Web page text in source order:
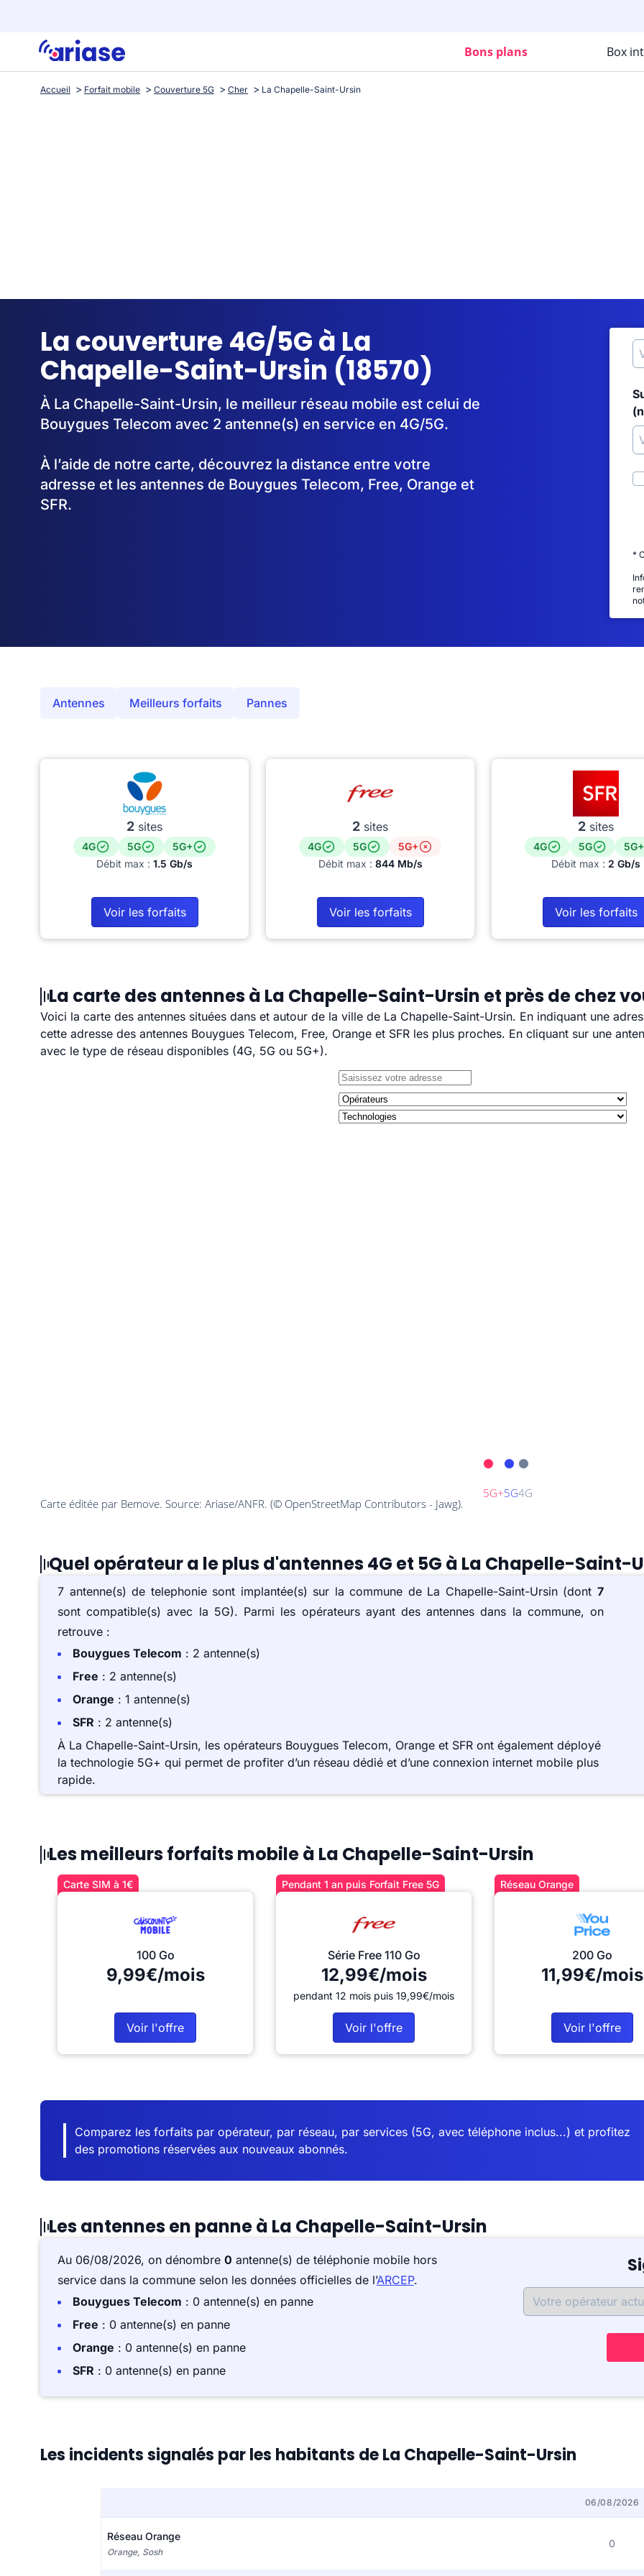
Bons plans Box
Accueil Forfait mobile Couverture 5G Cher La Chapelle-Saint-Ursin
La couverture 4G/5G à La
Chapelle-Saint-Ursin (18570)
À La Chapelle-Saint-Ursin, le meilleur réseau mobile est celui de
Bouygues Telecom avec 2 antenne(s) en service en 4G/5G.
À l’aide de notre carte, découvrez la distance entre votre
adresse et les antennes de Bouygues Telecom, Free, Orange et
SFR.
*
Antennes Meilleurs forfaits Pannes
2 sites
4G 5G
5G+
Débit max : 1.5 Gb/s
Voir les forfaits
2 sites
4G 5G
5G+
Débit max : 844 Mb/s
Voir les forfaits
2 sites
4G 5G
5G+
Débit max : 2 Gb/s
Voir les forfaits
La carte des antennes à La Chapelle-Saint-Ursin et près de chez
Voici la carte des antennes situées dans et autour de la ville de La Chapelle-Saint-Ursin. En indiquant une
cette adresse des antennes Bouygues Telecom, Free, Orange et SFR les plus proches. En cliquant sur une
avec le type de réseau disponibles (4G, 5G ou 5G+).
Quel opérateur a le plus d'antennes 4G et 5G à La Chapelle-Saint-
7 antenne(s) de telephonie sont implantée(s) sur la commune de La Chapelle-Saint-Ursin (dont 7
sont compatible(s) avec la 5G). Parmi les opérateurs ayant des antennes dans la commune, on
retrouve :
Bouygues Telecom : 2 antenne(s)
Free : 2 antenne(s)
Orange : 1 antenne(s)
SFR : 2 antenne(s)
À La Chapelle-Saint-Ursin, les opérateurs Bouygues Telecom, Orange et SFR ont également déployé
la technologie 5G+ qui permet de profiter d’un réseau dédié et d’une connexion internet mobile plus
rapide.
Les meilleurs forfaits mobile à La Chapelle-Saint-Ursin
Carte SIM à 1€
100 Go
9,99€/mois
Voir l'offre
Pendant 1 an puis Forfait Free 5G
Série Free 110 Go
12,99€/mois
pendant 12 mois puis 19,99€/mois
Voir l'offre
Réseau Orange
200 Go
11,99€/mois
Voir l'offre
Comparez les forfaits par opérateur, par réseau, par services (5G, avec téléphone inclus...) et profitez
des promotions réservées aux nouveaux abonnés.
Les antennes en panne à La Chapelle-Saint-Ursin
Au 06/08/2026, on dénombre 0 antenne(s) de téléphonie mobile hors
service dans la commune selon les données officielles de l’ARCEP.
Bouygues Telecom : 0 antenne(s) en panne
Free : 0 antenne(s) en panne
Orange : 0 antenne(s) en panne
SFR : 0 antenne(s) en panne
Les incidents signalés par les habitants de La Chapelle-Saint-Ursin
06/08/2026
Réseau Orange
Orange, Sosh
0